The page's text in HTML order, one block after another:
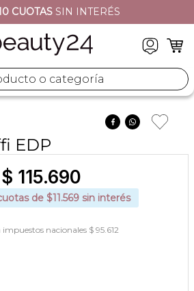
CUOTAS SIN INTERÉS
o categoría
EDP
$ 115.690
de $11.569 sin interés
impuestos nacionales $ 95.612